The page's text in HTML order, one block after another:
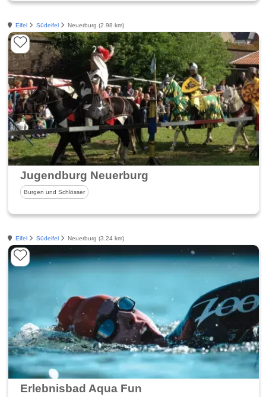
Eifel Südeifel Neuerburg (2.98 km)
Jugendburg Neuerburg
Burgen und Schlösser
Eifel Südeifel Neuerburg (3.24 km)
Erlebnisbad Aqua Fun